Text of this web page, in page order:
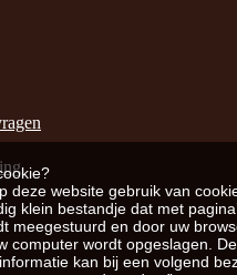
deze website gebruik van
klein bestandje dat met
meegestuurd en door uw
computer wordt opgeslagen.
kan bij een volgend